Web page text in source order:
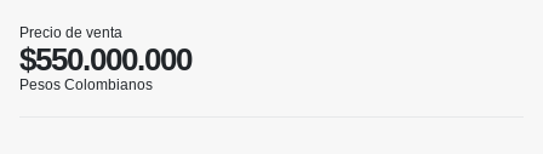
Precio de venta
$550.000.000
Pesos Colombianos